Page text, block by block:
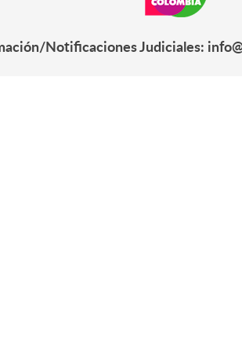
Notificaciones Judiciales: